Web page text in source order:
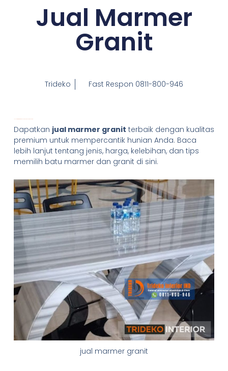
Jual Marmer
Granit
Trideko Fast Respon 0811-800-946
Dapatkan jual marmer granit terbaik dengan kualitas
premium untuk mempercantik hunian Anda. Baca
lebih lanjut tentang jenis, harga, kelebihan, dan tips
memilih batu marmer dan granit di sini.
jual marmer granit